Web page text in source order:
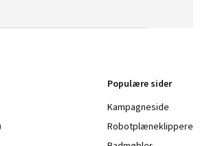
Populære sider
Kampagneside
Robotplæneklippere